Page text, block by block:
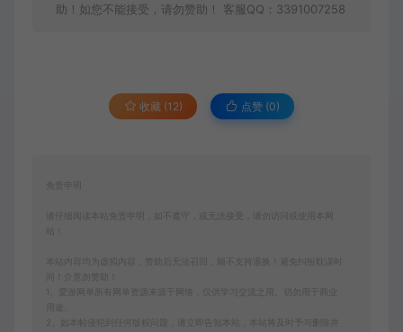
助！如您不能接受，请勿赞助！ 客服QQ：3391007258
收藏 (12) 点赞 (0)
免责申明
请仔细阅读本站免责申明，如不遵守，或无法接受，请勿访问或使用本网
本站内容均为虚拟内容，赞助后无法召回，顾不支持退换！避免纠纷耽误时
间！介意勿赞助！
1、爱游网单所有网单资源来源于网络，仅供学习交流之用。切勿用于商业
2、如本帖侵犯到任何版权问题，请立即告知本站，本站将及时予与删除并